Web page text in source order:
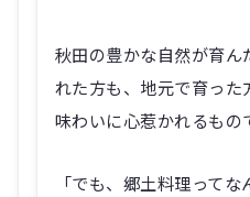
秋田の豊かな自然が育
れた方も、地元で育っ
味わいに心惹かれるもの
「でも、郷土料理って